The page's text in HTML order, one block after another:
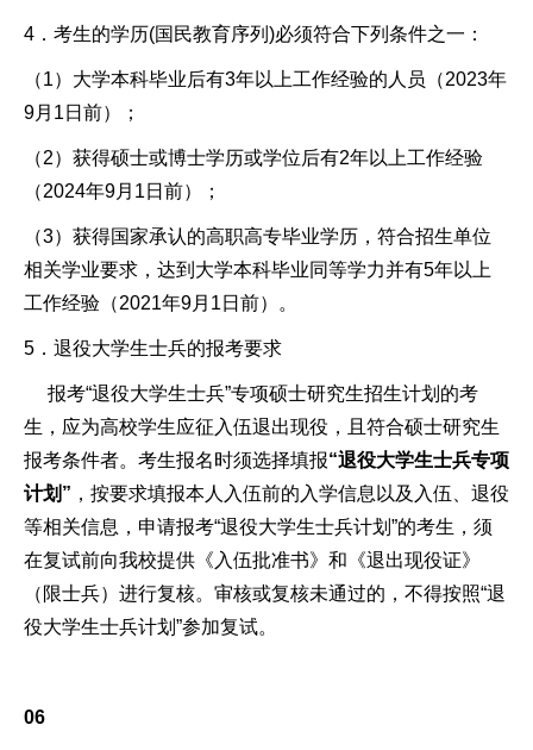
4．考生的学历(国民教育序列)必须符合下列条件之一：
（1）大学本科毕业后有3年以上工作经验的人员（2023年
9月1日前）；
（2）获得硕士或博士学历或学位后有2年以上工作经验
（2024年9月1日前）；
（3）获得国家承认的高职高专毕业学历，符合招生单位
相关学业要求，达到大学本科毕业同等学力并有5年以上
工作经验（2021年9月1日前）。
5．退役大学生士兵的报考要求
报考“退役大学生士兵”专项硕士研究生招生计划的考
生，应为高校学生应征入伍退出现役，且符合硕士研究生
报考条件者。考生报名时须选择填报“退役大学生士兵专项
计划” ，按要求填报本人入伍前的入学信息以及入伍、退役
等相关信息，申请报考“退役大学生士兵计划”的考生，须
在复试前向我校提供《入伍批准书》和《退出现役证》
（限士兵）进行复核。审核或复核未通过的，不得按照“退
役大学生士兵计划”参加复试。
06